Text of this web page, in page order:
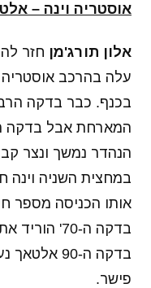
אוסטריה וינה –
אלון תורג'מן חזר
עלה בהרכב אוסטריה
בכנף. כבר בדקה
במחצית השניה וינה
אותו הכניסה מספר
בדקה ה-70'
בדקה ה-90
פישר.